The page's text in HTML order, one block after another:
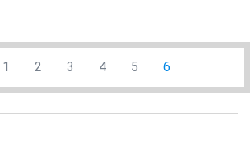
1 2 3 4 5 6